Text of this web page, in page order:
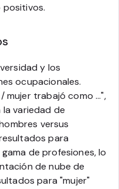
positivos.
y los
ocupacionales.
mujer trabajó como ...",
variedad de
versus
para
de profesiones, lo
de nube de
para "mujer"